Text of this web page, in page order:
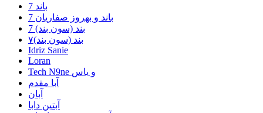
7 باند
7 باند و بهروز صفاریان
7 بند (سون بند)
۷بند (سون بند)
Idriz Sanie
Loran
Tech N9ne و یاس
آبا مقدم
آبان
آبتین دابا